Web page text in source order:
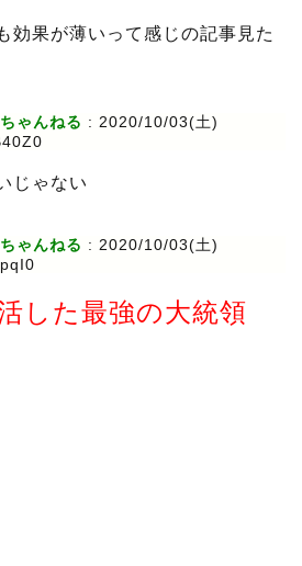
効果が薄いって感じの記事見た
ゃんねる : 2020/10/03(土)
じゃない
ゃんねる : 2020/10/03(土)
した最強の大統領